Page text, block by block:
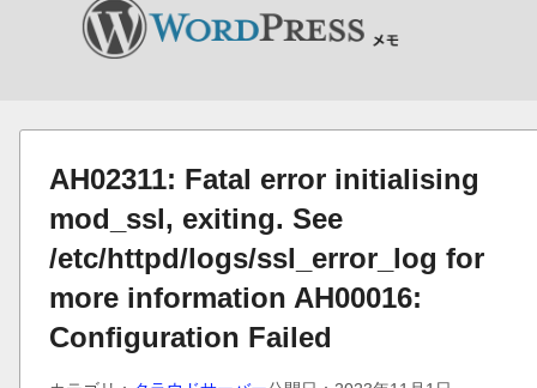
AH02311: Fatal error initialising
mod_ssl, exiting. See
/etc/httpd/logs/ssl_error_log for
more information AH00016:
Configuration Failed